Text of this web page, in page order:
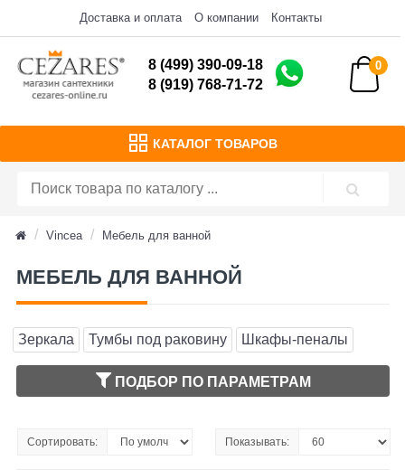
Доставка и оплата О компании Контакты
8 (499) 390-09-18
8 (919) 768-71-72
0
КАТАЛОГ ТОВАРОВ
Vincea Мебель для ванной
МЕБЕЛЬ ДЛЯ ВАННОЙ
Зеркала Тумбы под раковину Шкафы-пеналы
ПОДБОР ПО ПАРАМЕТРАМ
Сортировать: Показывать: